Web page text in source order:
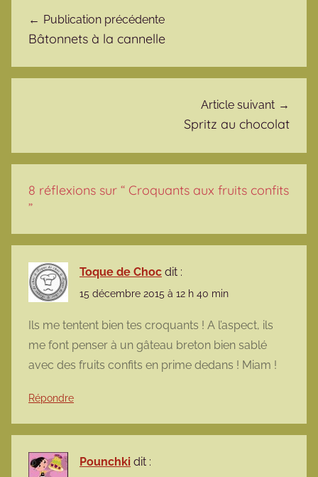
Publication précédente
Bâtonnets à la cannelle
Article suivant
Spritz au chocolat
8 réflexions sur “ Croquants aux fruits confits
”
Toque de Choc dit :
15 décembre 2015 à 12 h 40 min
Ils me tentent bien tes croquants ! A l’aspect, ils
me font penser à un gâteau breton bien sablé
avec des fruits confits en prime dedans ! Miam !
Répondre
Pounchki dit :